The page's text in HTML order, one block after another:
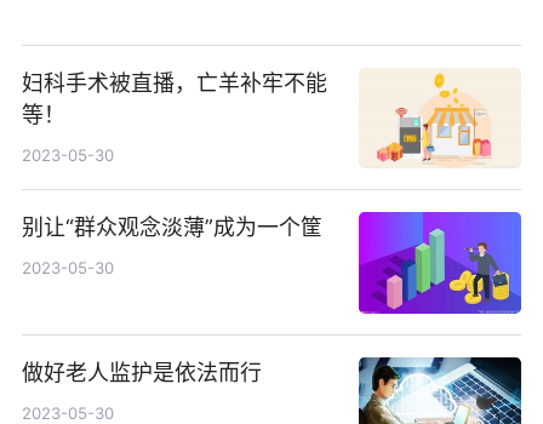
妇科手术被直播，亡羊补牢不能
等！
2023-05-30
别让“群众观念淡薄”成为一个筐
2023-05-30
做好老人监护是依法而行
2023-05-30